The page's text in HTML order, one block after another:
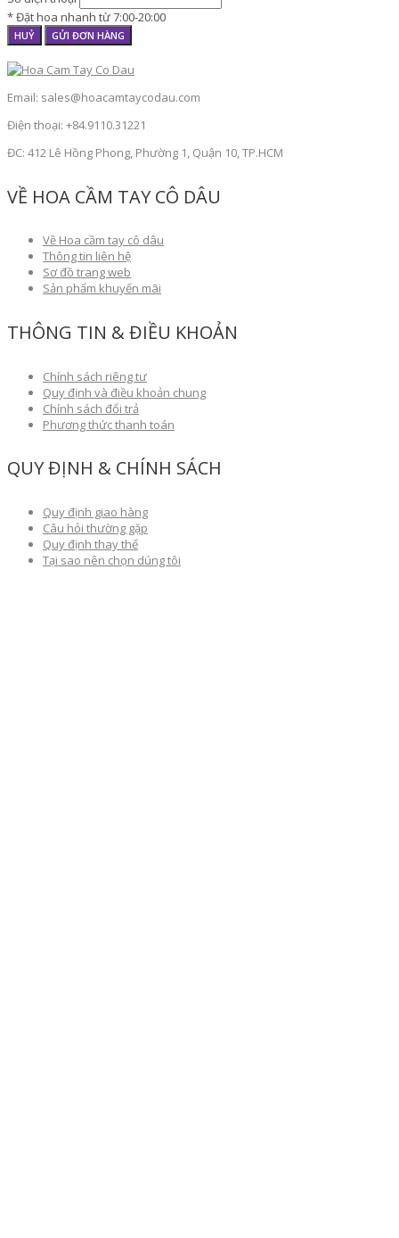
* Đặt hoa nhanh từ 7:00-20:00
HUỶ GỬI ĐƠN HÀNG
Email: sales@hoacamtaycodau.com
Điện thoại: +84.9110.31221
ĐC: 412 Lê Hồng Phong, Phường 1, Quận 10, TP.HCM
VỀ HOA CẦM TAY CÔ DÂU
Về Hoa cầm tay cô dâu
Thông tin liên hệ
Sơ đồ trang web
Sản phẩm khuyến mãi
THÔNG TIN & ĐIỀU KHOẢN
Chính sách riêng tư
Quy định và điều khoản chung
Chính sách đổi trả
Phương thức thanh toán
QUY ĐỊNH & CHÍNH SÁCH
Quy định giao hàng
Câu hỏi thường gặp
Quy định thay thế
Tại sao nên chọn dúng tôi